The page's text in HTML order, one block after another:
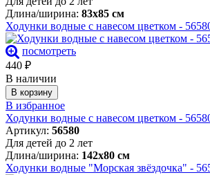
Длина/ширина: 83х85 см
Ходунки водные с навесом цветком -
посмотреть
440 ₽
В наличии
В корзину
В избранное
Ходунки водные с навесом цветком -
Артикул: 56580
Для детей до 2 лет
Длина/ширина: 142х80 см
Ходунки водные "Морская звёздочка" -